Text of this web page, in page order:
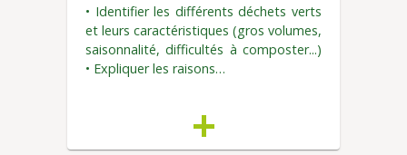
• Identifier les différents déchets verts
et leurs caractéristiques (gros volumes,
saisonnalité, difficultés à composter...)
• Expliquer les raisons…
+